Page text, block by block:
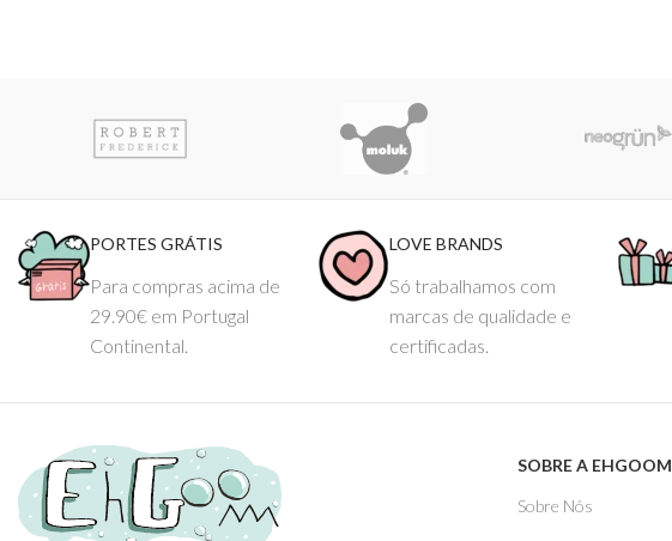
PORTES GRÁTIS
Para compras acima de
29.90€ em Portugal
Continental.
LOVE BRANDS
Só trabalhamos com
marcas de qualidade e
certificadas.
SOBRE A EHGOOM
Sobre Nós